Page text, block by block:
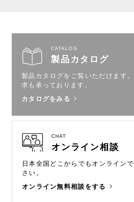
CATALOG
製品カタログ
製品カタログをご覧いただけます。
求も承っております。
カタログをみる
CHAT
オンライン相談
日本全国どこからでもオンラインで
さい。
オンライン無料相談をする